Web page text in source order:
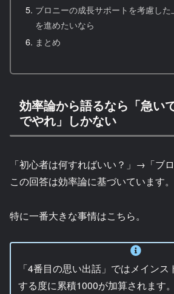
ブロニーの成長サポートを考慮し
を進めたいなら
まとめ
効率論から語るなら「急い
でやれ」しかない
「初心者は何すればいい？」→「ブロ
この回答は効率論に基づいています。
特に一番大きな事情はこちら。
「4番目の思い出話」ではメイン
する度に累積1000が加算されます。